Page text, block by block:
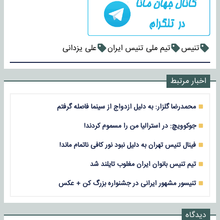
تنیس تیم ملی تنیس ایران علی یزدانی
اخبار مرتبط
محمدرضا گلزار: به دلیل ازدواج از سینما فاصله گرفتم
جوکوویچ: در استرالیا من را مسموم کردند!
فینال تنیس تهران به دلیل نبود نور کافی ناتمام ماند!
تیم تنیس بانوان ایران مغلوب تایلند شد
تنیسور مشهور ایرانی در جشنواره بزرگ کن + عکس
دیدگاه